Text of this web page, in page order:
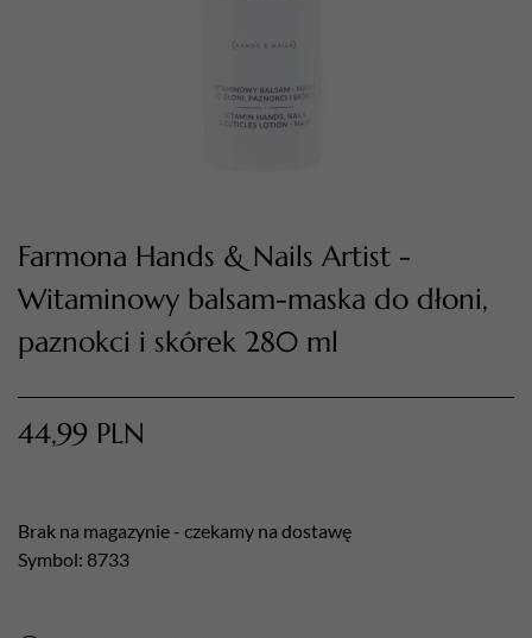
TWÓJ KOSZYK (0 )
Suma koszyka (
Farmona Hands & Nails Artist -
Witaminowy balsam-maska do dłoni,
paznokci i skórek 280 ml
44,99 PLN
Brak na magazynie - czekamy na dostawę
Symbol: 8733